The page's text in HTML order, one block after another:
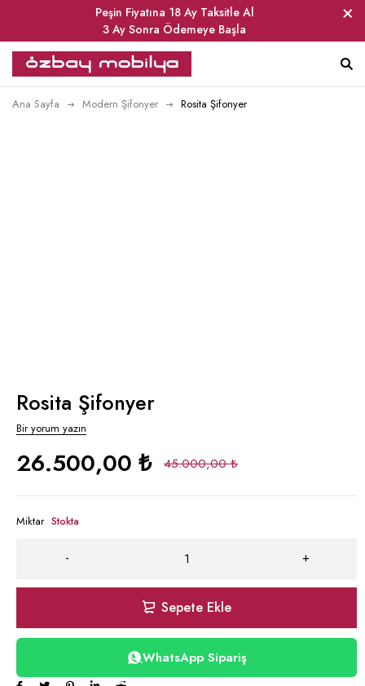
Peşin Fiyatına 18 Ay Taksitle Al
3 Ay Sonra Ödemeye Başla
Ana Sayfa Modern Şifonyer Rosita Şifonyer
Rosita Şifonyer
Bir yorum yazın
45.000,00₺
26.500,00 ₺
Miktar Stokta
Sepete Ekle
WhatsApp Sipariş